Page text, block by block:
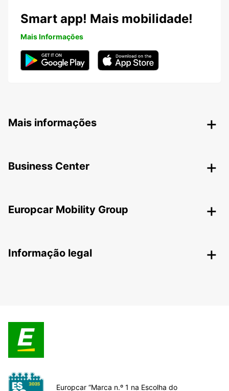
Smart app! Mais mobilidade!
Mais Informações
Mais informações
Business Center
Europcar Mobility Group
Informação legal
Europcar “Marca n.º 1 na Escolha do